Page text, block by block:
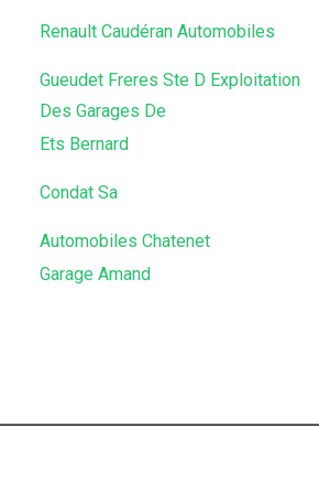
Renault Caudéran Automobiles
Gueudet Freres Ste D Exploitation
Des Garages De
Ets Bernard
Condat Sa
Automobiles Chatenet
Garage Amand